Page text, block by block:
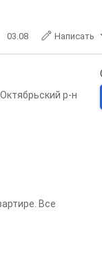
03.08 Написать
Октябрьский р-н
Все